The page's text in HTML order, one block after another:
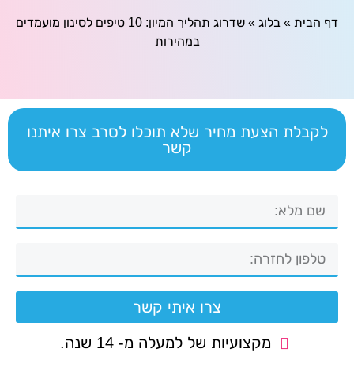
דף הבית » בלוג »
שדרוג תהליך המיון: 10 טיפים לסינון מועמדים
במהירות
לקבלת הצעת מחיר שלא תוכלו לסרב צרו איתנו
קשר
צרו איתי קשר
מקצועיות של למעלה מ- 14 שנה.